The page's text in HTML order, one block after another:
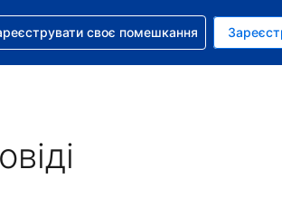
валюта: Українська гривня
Ваша поточна мова: Українською
допомогу з бронюванням
своє помешкання